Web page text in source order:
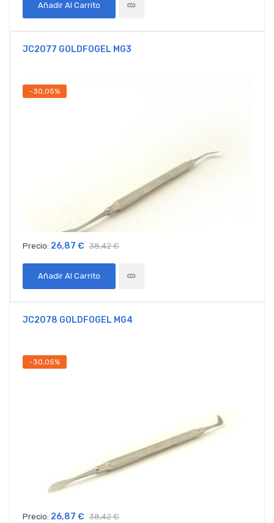
Añadir Al Carrito
JC2077 GOLDFOGEL MG3
-30,05%
Precio: 26,87 € 38,42 €
Añadir Al Carrito
JC2078 GOLDFOGEL MG4
-30,05%
Precio: 26,87 € 38,42 €